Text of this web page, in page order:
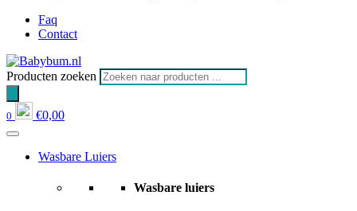
Faq
Contact
Producten zoeken
0 €0,00
Wasbare Luiers
Wasbare luiers